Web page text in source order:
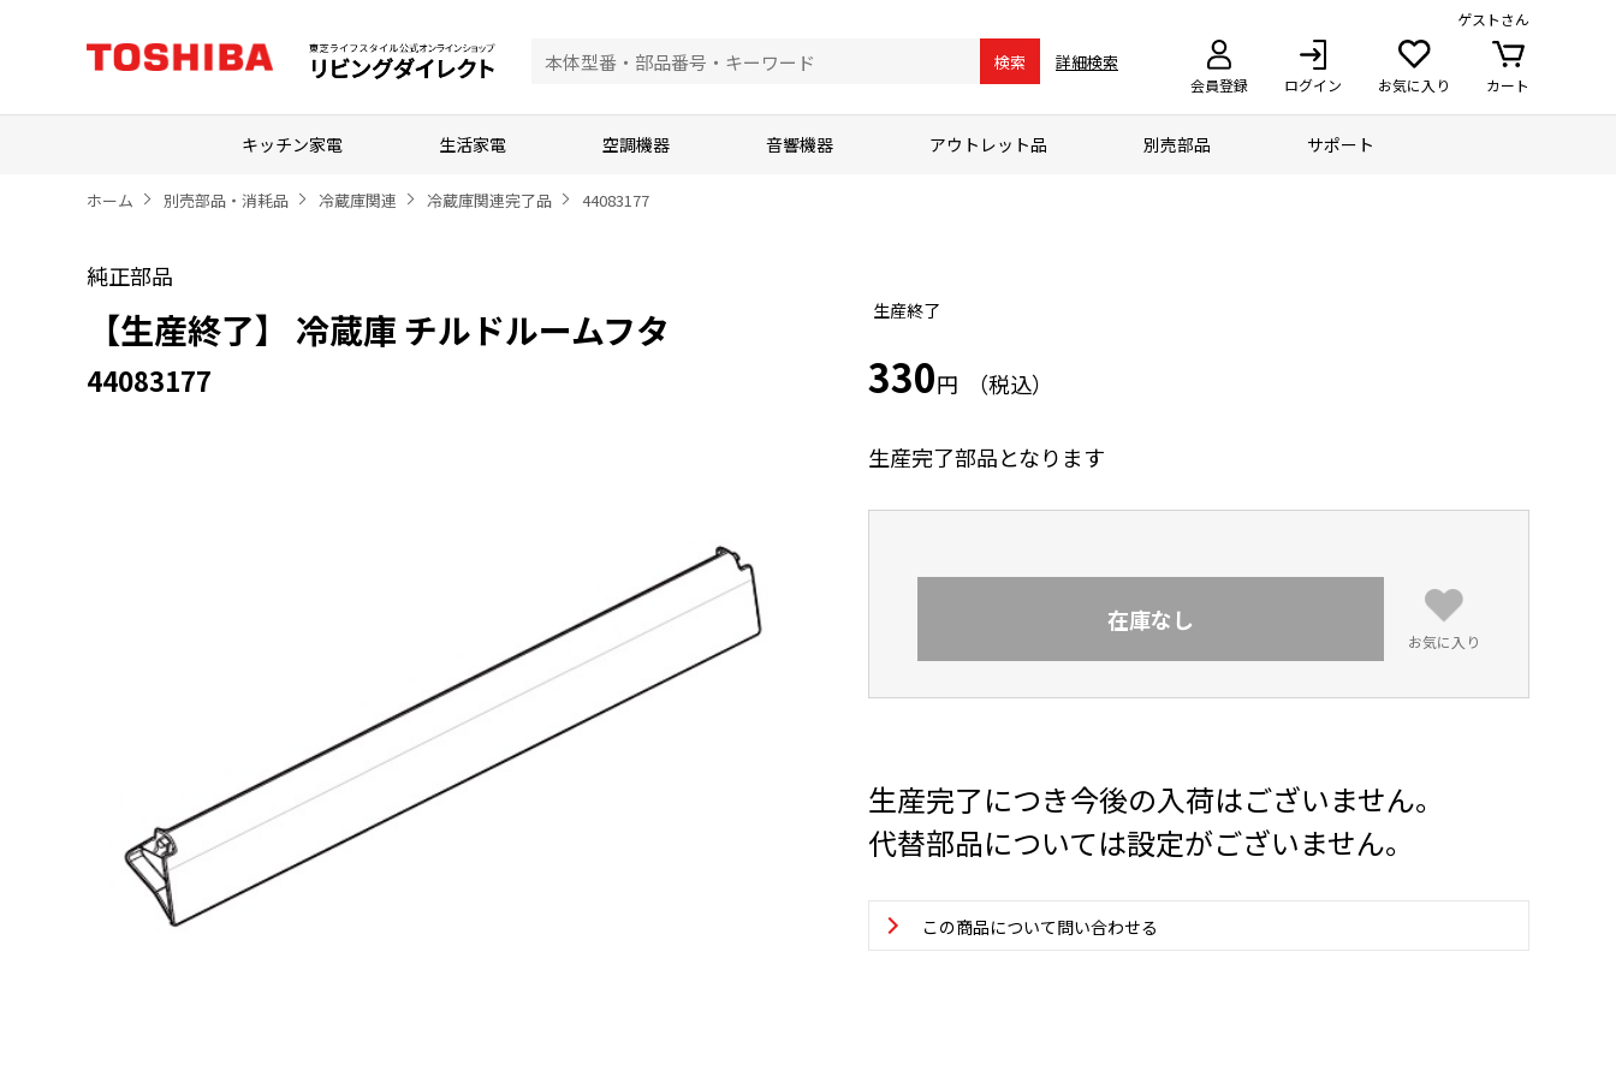
検索 詳細検索
会員登録 ログイン お気に入り カート
ゲストさん
キッチン家電 生活家電 空調機器 音響機器 アウトレット品 別売部品 サポート
ホーム 別売部品・消耗品 冷蔵庫関連 冷蔵庫関連完了品 44083177
純正部品
【生産終了】 冷蔵庫 チルドルームフタ
44083177 330円
生産完了部品となります
生産終了
在庫なし
お気に入り
この商品について問い合わせる
生産完了につき今後の入荷はございません。
代替部品については設定がございません。